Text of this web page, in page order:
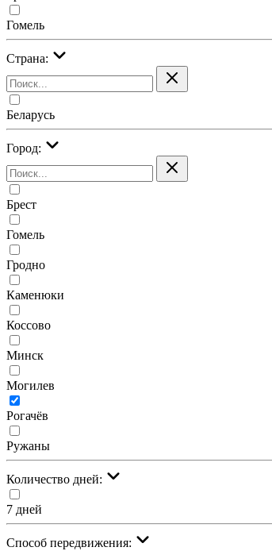
Гомель
Страна:
Беларусь
Город:
Брест
Гомель
Гродно
Каменюки
Коссово
Минск
Могилев
Рогачёв
Ружаны
Количество дней:
7 дней
Cпособ передвижения: